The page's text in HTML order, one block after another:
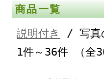
商品一覧
説明付き
/ 写真
1件～36件 （全